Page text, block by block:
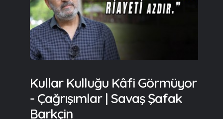
Kullar Kulluğu Kâfi Görmüyor
- Çağrışımlar | Savaş Şafak
Barkçin